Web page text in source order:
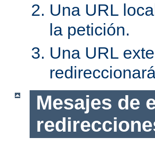
Una URL
la petición.
Una URL
Mesajes de